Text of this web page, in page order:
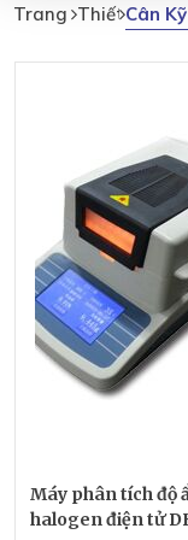
Trang ChủThiết Bị
Cân
Cân
Sấy
Trọng,
Cân
Chuẩn
Máy phân tích độ
halogen điện tử